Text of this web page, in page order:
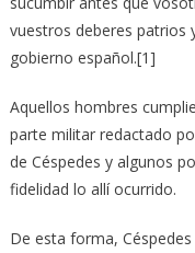
vuestros deberes patrios
gobierno español.[1]
Aquellos hombres
parte militar redactado
de Céspedes y algunos
fidelidad lo allí ocurrido.
De esta forma,